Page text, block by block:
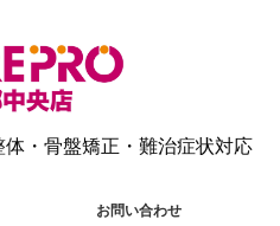
・骨盤矯正・難治症状対応
お問い合わせ